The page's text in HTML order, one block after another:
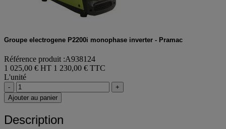
Groupe electrogene P2200i monophase inverter - Pramac
Référence produit :A938124
1 025,00 € HT 1 230,00 € TTC
L'unité
-
+
Ajouter au panier
Description